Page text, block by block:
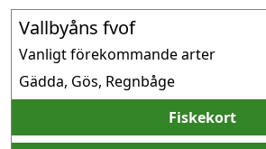
Vallbyåns fvof
Vanligt förekommande arter
Gädda, Gös, Regnbåge
Fiskekort